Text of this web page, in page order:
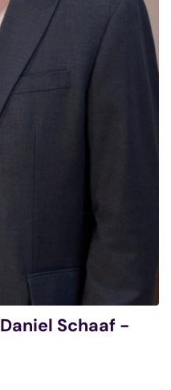
Schaaf -